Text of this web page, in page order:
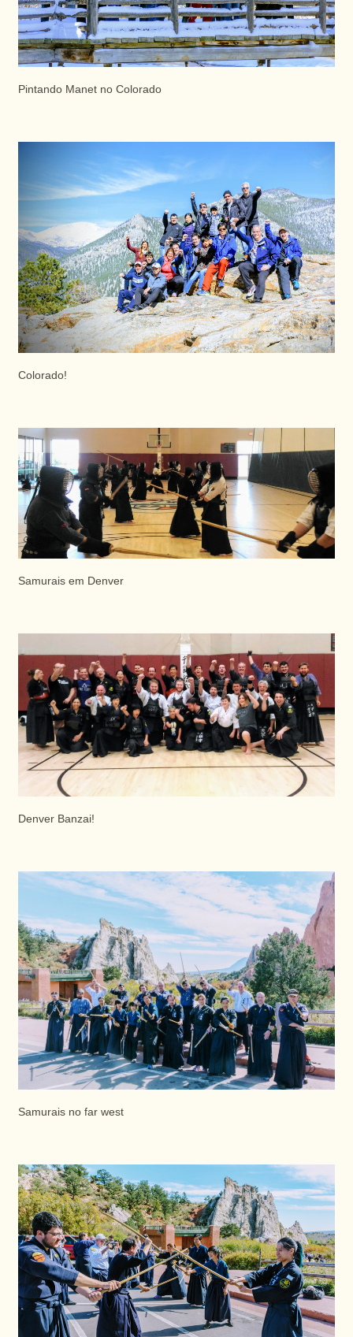
Pintando Manet no Colorado
Colorado!
Samurais em Denver
Denver Banzai!
Samurais no far west